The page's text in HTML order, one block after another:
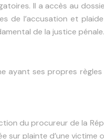
Il a accès au
de l’accusation et
de la justice pénale.
ayant ses propres
du procureur de la
plainte d’une victime